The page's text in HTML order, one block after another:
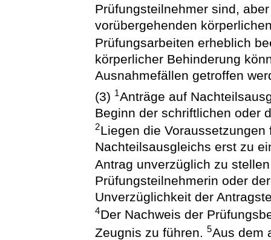
Prüfungsteilnehmer sind,
vorübergehenden
Prüfungsarbeiten erheblich
körperlicher Behinderung
Ausnahmefällen getroffen
(3) 1Anträge auf
Beginn der schriftlichen oder
2Liegen die
Nachteilsausgleichs erst zu
Antrag unverzüglich zu
Prüfungsteilnehmerin oder
Unverzüglichkeit der
4Der Nachweis der
Zeugnis zu führen.5Aus dem